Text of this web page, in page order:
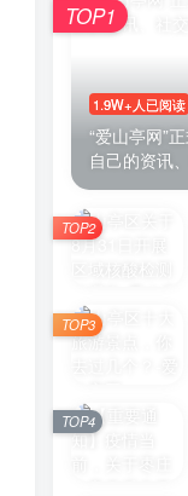
1.9W+人已阅读
“爱山亭网”
自己的资讯
TOP1
TOP2
TOP3
TOP4